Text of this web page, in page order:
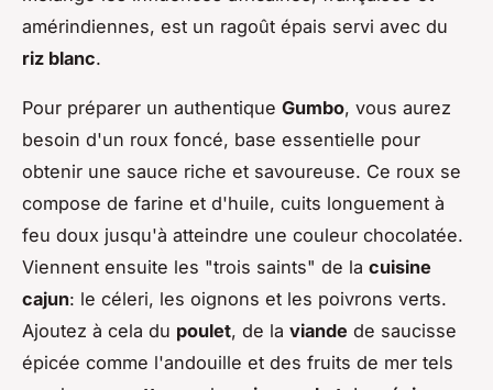
amérindiennes, est un ragoût épais servi avec du
riz blanc.
Pour préparer un authentique Gumbo, vous aurez
besoin d'un roux foncé, base essentielle pour
obtenir une sauce riche et savoureuse. Ce roux se
compose de farine et d'huile, cuits longuement à
feu doux jusqu'à atteindre une couleur chocolatée.
Viennent ensuite les "trois saints" de la cuisine
cajun: le céleri, les oignons et les poivrons verts.
Ajoutez à cela du poulet, de la viande de saucisse
épicée comme l'andouille et des fruits de mer tels